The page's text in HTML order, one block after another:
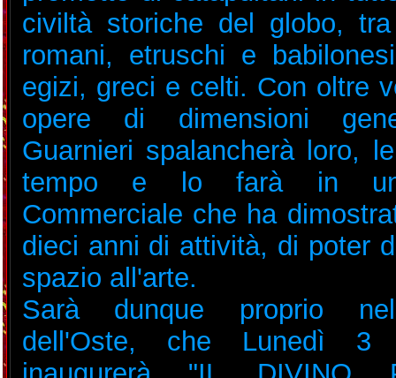
civiltà storiche del globo,
romani, etruschi e
egizi, greci e celti. Con oltre
opere di dimensioni
Guarnieri spalancherà loro,
tempo e lo farà in un
Commerciale che ha
dieci anni di attività, di poter
spazio all'arte.
Sarà dunque proprio
dell'Oste, che Lunedì